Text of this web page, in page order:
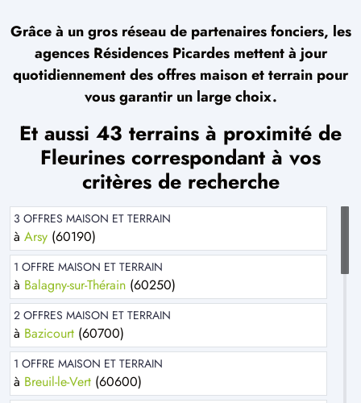
Grâce à un gros réseau de partenaires fonciers, les
agences Résidences Picardes mettent à jour
quotidiennement des offres maison et terrain pour
vous garantir un large choix.
Et aussi 43 terrains à proximité de
Fleurines correspondant à vos
critères de recherche
3 OFFRES MAISON ET TERRAIN
à Arsy (60190)
1 OFFRE MAISON ET TERRAIN
à Balagny-sur-Thérain (60250)
2 OFFRES MAISON ET TERRAIN
à Bazicourt (60700)
1 OFFRE MAISON ET TERRAIN
à Breuil-le-Vert (60600)